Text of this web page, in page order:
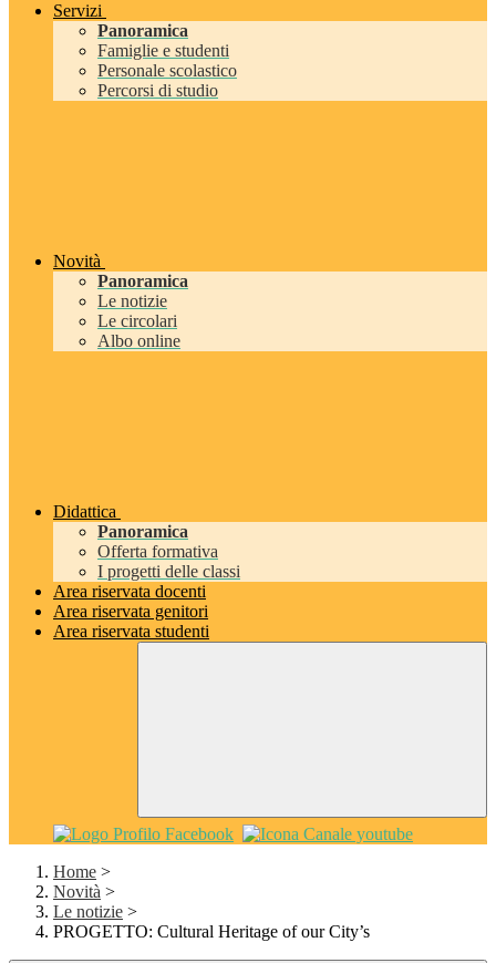
Servizi
Panoramica
Famiglie e studenti
Personale scolastico
Percorsi di studio
Novità
Panoramica
Le notizie
Le circolari
Albo online
Didattica
Panoramica
Offerta formativa
I progetti delle classi
Area riservata docenti
Area riservata genitori
Area riservata studenti
Home >
Novità >
Le notizie >
PROGETTO: Cultural Heritage of our City’s